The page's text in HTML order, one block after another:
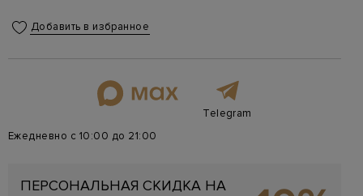
Добавить в избранное
Telegram
Ежедневно с 10:00 до 21:00
ПЕРСОНАЛЬНАЯ СКИДКА НА